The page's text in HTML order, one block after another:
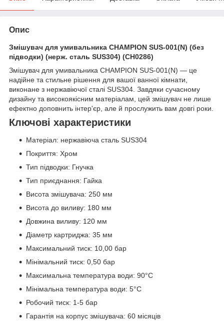
Опис
Змішувач для умивальника CHAMPION SUS-001(N) (без
підводки) (нерж. сталь SUS304) (CH0286)
Змішувач для умивальника CHAMPION SUS-001(N) — це
надійне та стильне рішення для вашої ванної кімнати,
виконане з нержавіючої сталі SUS304. Завдяки сучасному
дизайну та високоякісним матеріалам, цей змішувач не лише
ефектно доповнить інтер'єр, але й прослужить вам довгі роки.
Ключові характеристики
Матеріал: нержавіюча сталь SUS304
Покриття: Хром
Тип підводки: Гнучка
Тип приєднання: Гайка
Висота змішувача: 250 мм
Висота до виливу: 180 мм
Довжина виливу: 120 мм
Діаметр картриджа: 35 мм
Максимальний тиск: 10,00 бар
Мінімальний тиск: 0,50 бар
Максимальна температура води: 90°C
Мінімальна температура води: 5°C
Робочий тиск: 1-5 бар
Гарантія на корпус змішувача: 60 місяців